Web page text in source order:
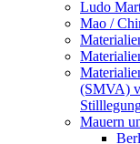
Ludo
Mao /
(SMVA)
Mauern